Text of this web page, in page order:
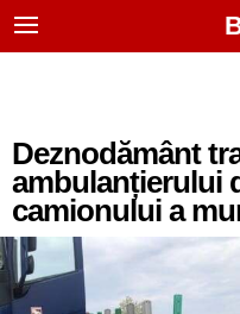
Deznodământ
ambulanțierului
camionului a